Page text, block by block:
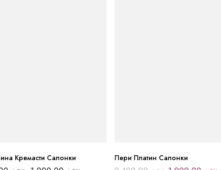
Кремасти Салонки Пери Платин Салонки